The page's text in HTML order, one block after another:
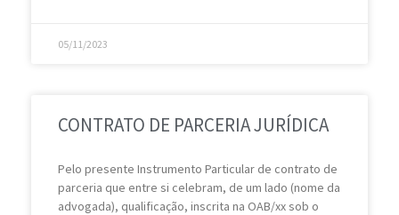
05/11/2023
CONTRATO DE PARCERIA JURÍDICA
Pelo presente Instrumento Particular de contrato de
parceria que entre si celebram, de um lado (nome da
advogada), qualificação, inscrita na OAB/xx sob o